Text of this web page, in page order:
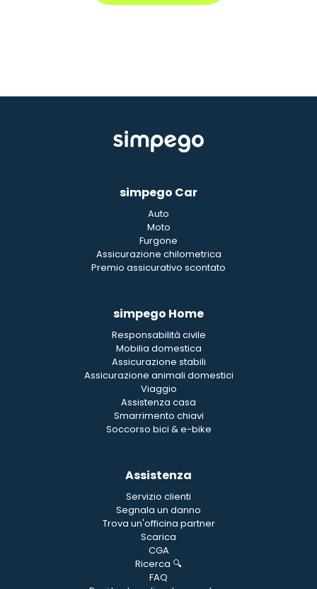
simpego Car
Auto
Moto
Furgone
Assicurazione chilometrica
Premio assicurativo scontato
simpego Home
Responsabilità civile
Mobilia domestica
Assicurazione stabili
Assicurazione animali domestici
Viaggio
Assistenza casa
Smarrimento chiavi
Soccorso bici & e-bike
Assistenza
Servizio clienti
Segnala un danno
Trova un'officina partner
Scarica
CGA
Ricerca 🔍
FAQ